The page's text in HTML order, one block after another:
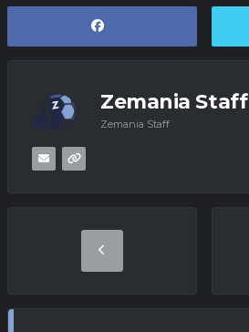
Zemania Staff
Zemania Staff